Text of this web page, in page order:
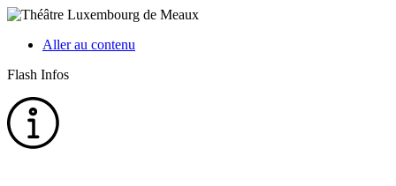
Aller au contenu
Flash Infos